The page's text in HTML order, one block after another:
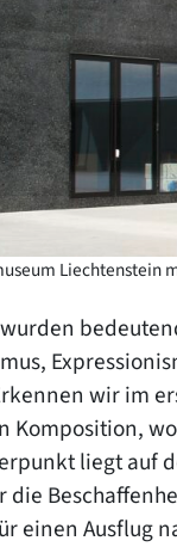
Liechtenstein
wir im
Komposition,
liegt auf
einen Ausflug